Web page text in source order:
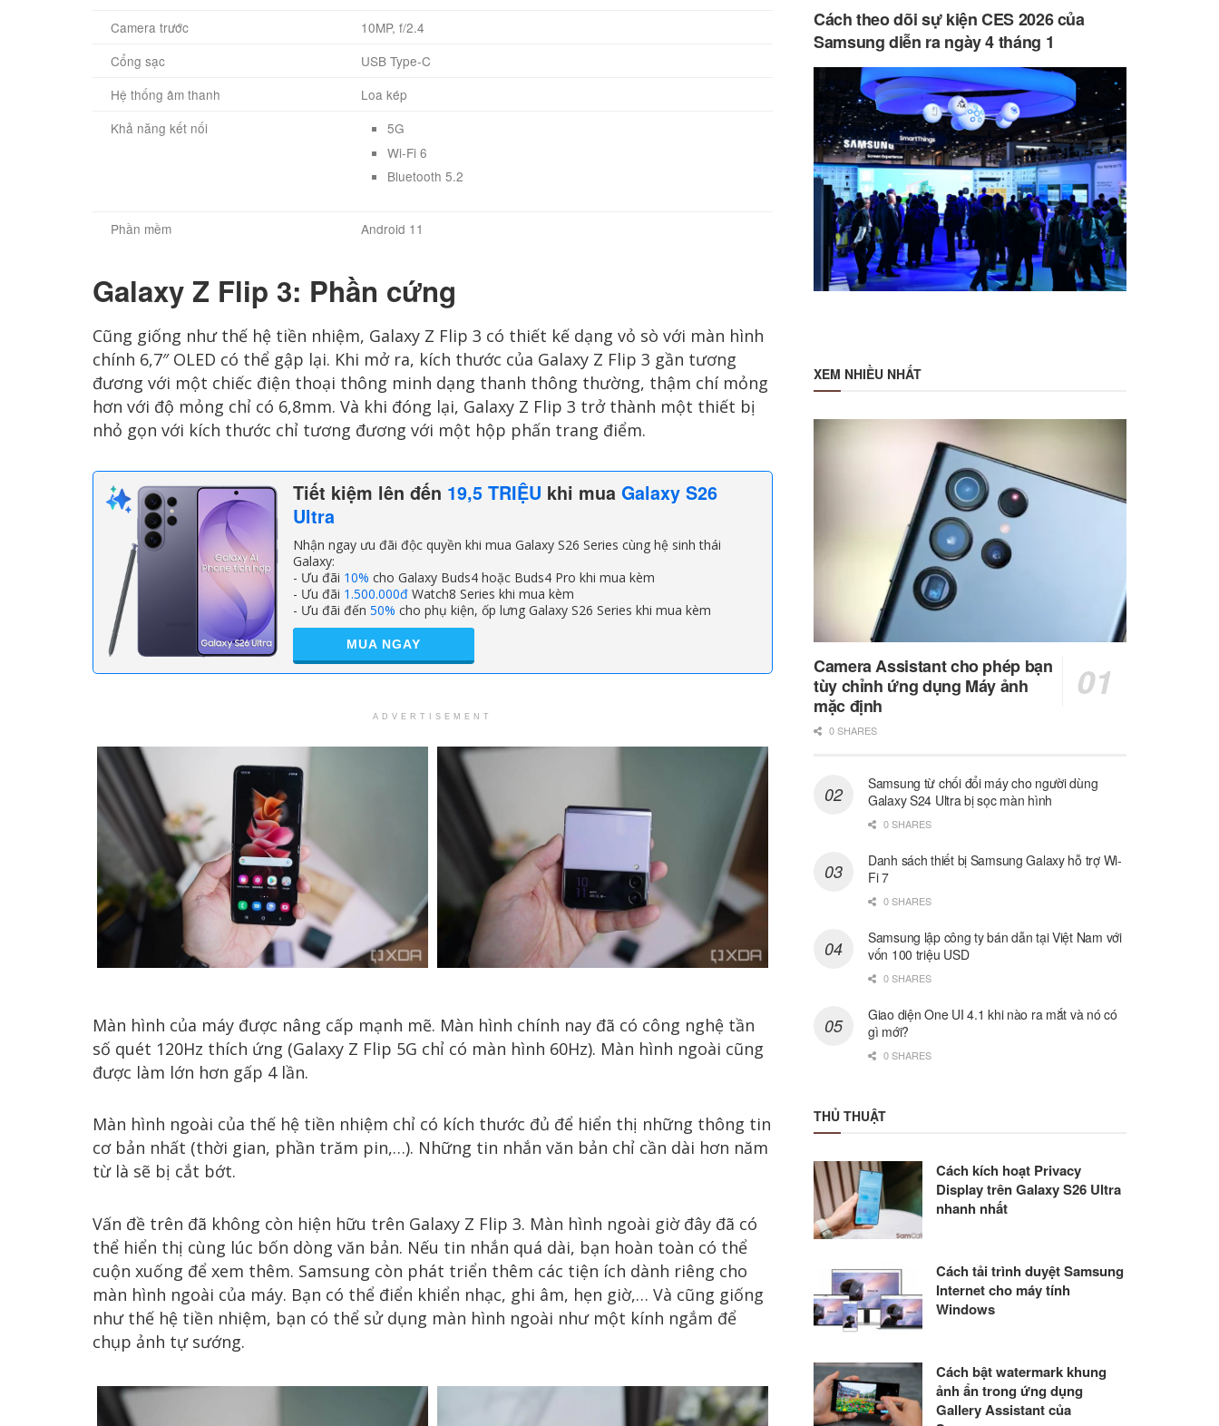
Camera trước
10MP, f/2.4
Cổng sạc
USB Type-C
Hệ thống âm thanh
Loa kép
Khả năng kết nối
5G
Wi-Fi 6
Bluetooth 5.2
Phần mềm Android 11
Galaxy Z Flip 3: Phần cứng
Cũng giống như thế hệ tiền nhiệm, Galaxy Z Flip 3 có thiết kế dạng vỏ sò với màn hình
chính 6,7″ OLED có thể gập lại. Khi mở ra, kích thước của Galaxy Z Flip 3 gần tương
đương với một chiếc điện thoại thông minh dạng thanh thông thường, thậm chí mỏng
hơn với độ mỏng chỉ có 6,8mm. Và khi đóng lại, Galaxy Z Flip 3 trở thành một thiết bị
nhỏ gọn với kích thước chỉ tương đương với một hộp phấn trang điểm.
Tiết kiệm lên đến 19,5 TRIỆU khi mua Galaxy S26
Ultra
Nhận ngay ưu đãi độc quyền khi mua Galaxy S26 Series cùng hệ sinh thái
Galaxy:
- Ưu đãi 10% cho Galaxy Buds4 hoặc Buds4 Pro khi mua kèm
- Ưu đãi 1.500.000đ Watch8 Series khi mua kèm
- Ưu đãi đến 50% cho phụ kiện, ốp lưng Galaxy S26 Series khi mua kèm
MUA NGAY
ADVERTISEMENT
Màn hình của máy được nâng cấp mạnh mẽ. Màn hình chính nay đã có công nghệ tần
số quét 120Hz thích ứng (Galaxy Z Flip 5G chỉ có màn hình 60Hz). Màn hình ngoài cũng
được làm lớn hơn gấp 4 lần.
Màn hình ngoài của thế hệ tiền nhiệm chỉ có kích thước đủ để hiển thị những thông tin
cơ bản nhất (thời gian, phần trăm pin,…). Những tin nhắn văn bản chỉ cần dài hơn năm
từ là sẽ bị cắt bớt.
Vấn đề trên đã không còn hiện hữu trên Galaxy Z Flip 3. Màn hình ngoài giờ đây đã có
thể hiển thị cùng lúc bốn dòng văn bản. Nếu tin nhắn quá dài, bạn hoàn toàn có thể
cuộn xuống để xem thêm. Samsung còn phát triển thêm các tiện ích dành riêng cho
màn hình ngoài của máy. Bạn có thể điển khiển nhạc, ghi âm, hẹn giờ,… Và cũng giống
như thế hệ tiền nhiệm, bạn có thể sử dụng màn hình ngoài như một kính ngắm để
chụp ảnh tự sướng.
Cách theo dõi sự kiện CES 2026 của
Samsung diễn ra ngày 4 tháng 1
XEM NHIỀU NHẤT
Camera Assistant cho phép bạn
tùy chỉnh ứng dụng Máy ảnh
mặc định
0 SHARES
Samsung từ chối đổi máy cho người dùng
Galaxy S24 Ultra bị sọc màn hình
0 SHARES
Danh sách thiết bị Samsung Galaxy hỗ trợ Wi-
Fi 7
0 SHARES
Samsung lập công ty bán dẫn tại Việt Nam với
vốn 100 triệu USD
0 SHARES
Giao diện One UI 4.1 khi nào ra mắt và nó có
gì mới?
0 SHARES
THỦ THUẬT
Cách kích hoạt Privacy
Display trên Galaxy S26 Ultra
nhanh nhất
Cách tải trình duyệt Samsung
Internet cho máy tính
Windows
Cách bật watermark khung
ảnh ẩn trong ứng dụng
Gallery Assistant của